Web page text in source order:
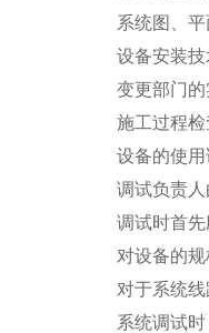
系统图、
设备安装
变更部门
施工过程
设备的使
调试负责
调试时首
对设备的
对于系统
系统调试